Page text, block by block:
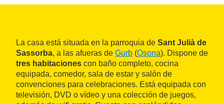
La casa está situada en la parroquia de Sant Julià de
Sassorba, a las afueras de Gurb (Osona). Dispone de
tres habitaciones con baño completo, cocina
equipada, comedor, sala de estar y salón de
convenciones para celebraciones. Está equipada con
televisión, DVD o vídeo y una colección de juegos,